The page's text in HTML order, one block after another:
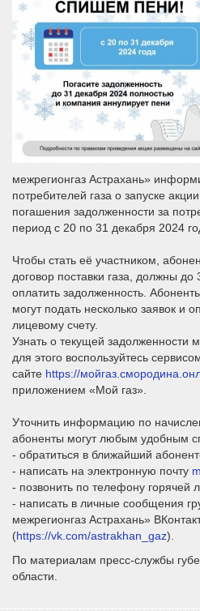
межрегионгаз Астрахань»
потребителей газа о запуске
погашения задолженности за
период с 20 по 31 декабря 2024
Чтобы стать её участником,
договор поставки газа, должны
оплатить задолженность.
могут подать несколько заявок и
лицевому счету.
Узнать о текущей задолженности
для этого воспользуйтесь
сайте https://
приложением «Мой газ».
Уточнить информацию по
абоненты могут любым удобным
- обратиться в ближайший
- написать на электронную почту
- позвонить по телефону горячей
- написать в личные сообщения
межрегионгаз Астрахань»
(https://vk.com/astrakhan_gaz).
По материалам пресс-службы
области.